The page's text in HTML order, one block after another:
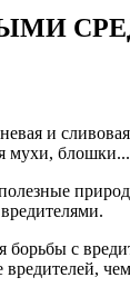
и
мухи, блошки...
с